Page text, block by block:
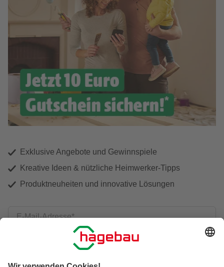
Exklusive Angebote und Gewinnspiele
Kreative Ideen & nützliche Heimwerker-Tipps
Produktneuheiten und innovative Lösungen
E-Mail-Adresse